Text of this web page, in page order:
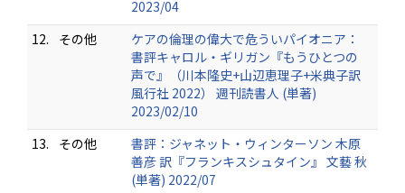
2023/04
12.
その他
ケアの倫理の偉大で危ういパイオニア：
書評キャロル・ギリガン『もうひとつの
声で』（川本隆史+山辺恵理子+米典子訳
風行社 2022） 週刊読書人 (単著)
2023/02/10
13.
その他
書評：ジャネット・ウィンターソン 木原
善彦 訳『フランキスシュタイン』 文藝 秋
(単著) 2022/07